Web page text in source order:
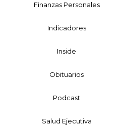
Finanzas Personales
Indicadores
Inside
Obituarios
Podcast
Salud Ejecutiva